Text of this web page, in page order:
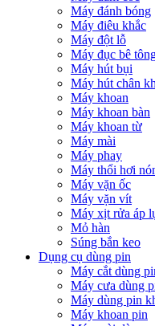
Máy đánh bóng
Máy điêu khắc
Máy đột lỗ
Máy đục bê
Máy hút bụi
Máy hút chân
Máy khoan
Máy khoan bàn
Máy khoan từ
Máy mài
Máy phay
Máy thổi hơi
Máy vặn ốc
Máy vặn vít
Máy xịt rửa áp
Mỏ hàn
Súng bắn keo
Dụng cụ dùng pin
Máy cắt dùng
Máy cưa dùng
Máy dùng pin
Máy khoan pin